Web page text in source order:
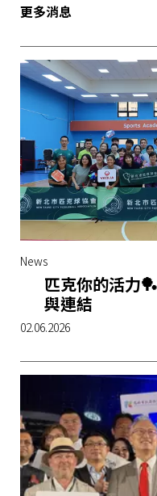
更多消息
News
匹克你的活力
與連結
02.06.2026